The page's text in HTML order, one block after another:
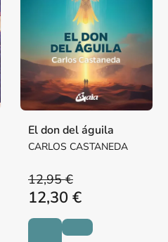
El don del águila
CARLOS CASTANEDA
12,95 €
12,30 €